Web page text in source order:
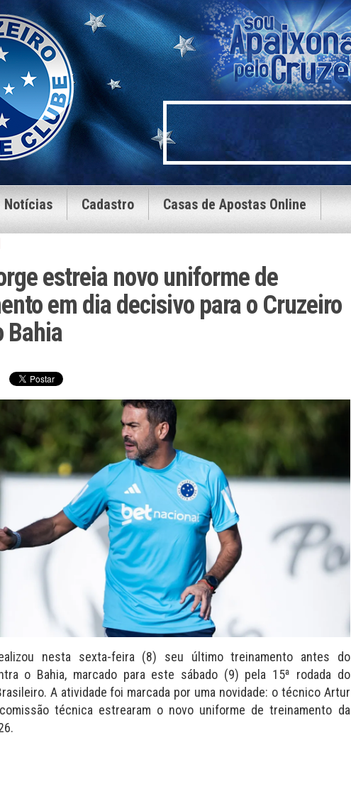
Notícias Cadastro Casas de Apostas Online
estreia novo uniforme de
em dia decisivo para o Cruzeiro
Bahia
nesta sexta-feira (8) seu último treinamento antes do
o Bahia, marcado para este sábado (9) pela 15ª rodada do
A atividade foi marcada por uma novidade: o técnico Artur
técnica estrearam o novo uniforme de treinamento da